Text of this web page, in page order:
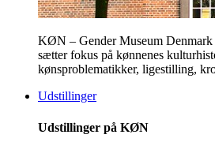
KØN – Gender Museum
sætter fokus på kønnenes
kønsproblematikker, ligestilling,
Udstillinger
Udstillinger på KØN